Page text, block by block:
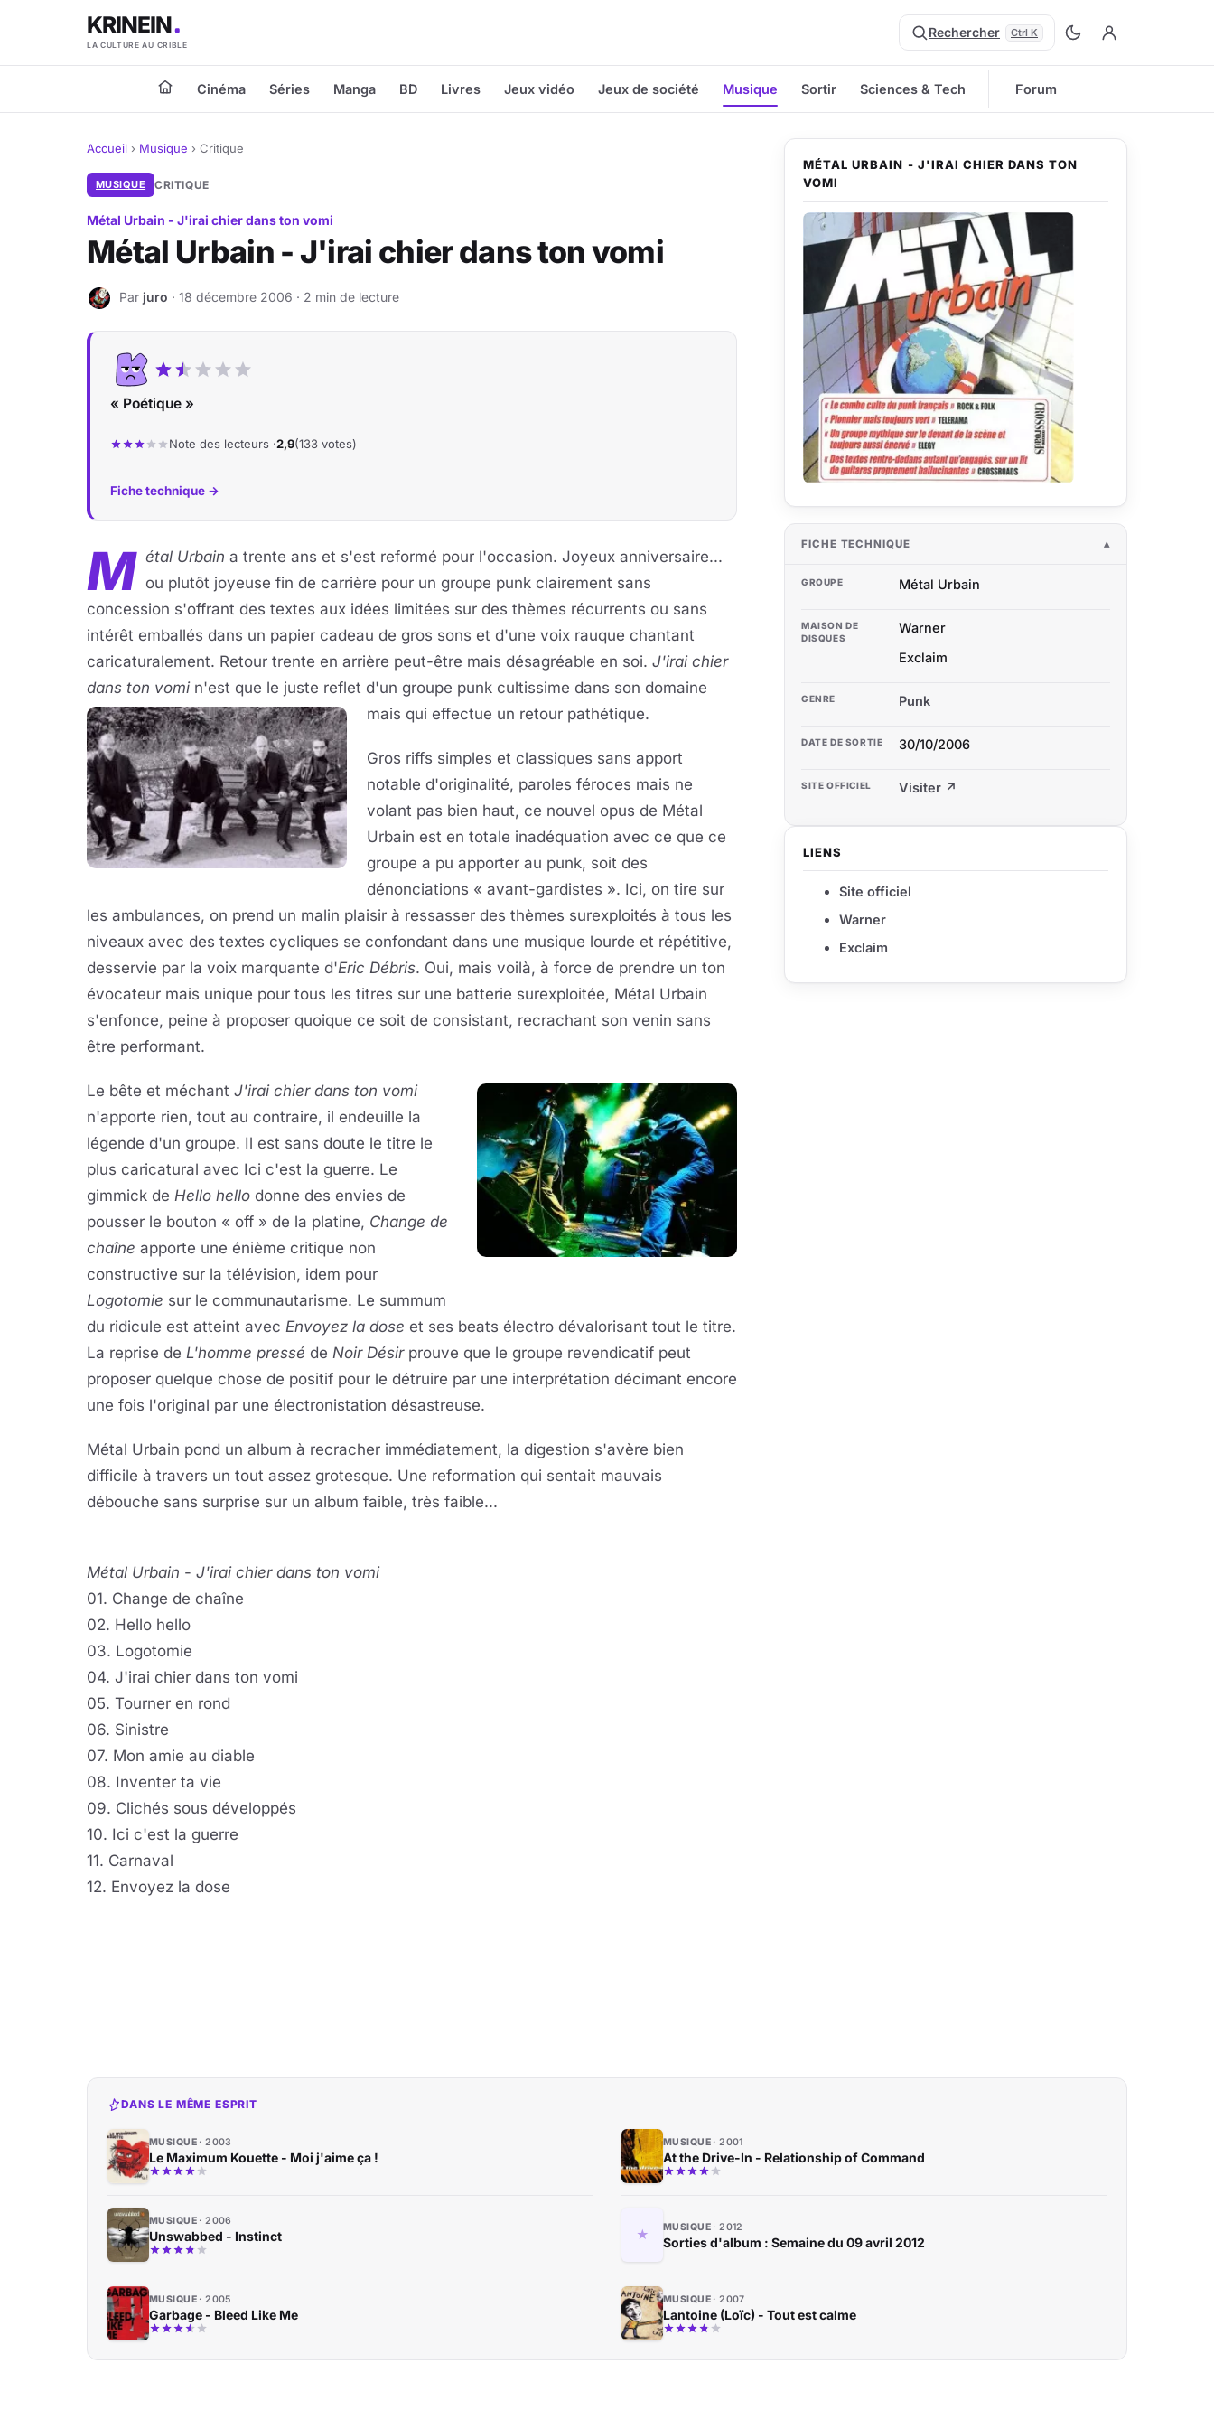
KRINEIN
LA CULTURE AU CRIBLE
Rechercher Ctrl K
Cinéma Séries Manga BD Livres Jeux vidéo Jeux de société Musique Sortir Sciences & Tech Forum
Accueil › Musique › Critique
MUSIQUE CRITIQUE
Métal Urbain - J'irai chier dans ton vomi
Métal Urbain - J'irai chier dans ton vomi
J Par juro · 18 décembre 2006 · 2 min de lecture
« Poétique »
Note des lecteurs ·2,9(133 votes)
Fiche technique →
M étal Urbain a trente ans et s'est reformé pour l'occasion. Joyeux anniversaire...
ou plutôt joyeuse fin de carrière pour un groupe punk clairement sans
concession s'offrant des textes aux idées limitées sur des thèmes récurrents ou sans
intérêt emballés dans un papier cadeau de gros sons et d'une voix rauque chantant
caricaturalement. Retour trente en arrière peut-être mais désagréable en soi. J'irai chier
dans ton vomin'est que le juste reflet d'un groupe punk cultissime dans son domaine
mais qui effectue un retour pathétique.
Gros riffs simples et classiques sans apport
notable d'originalité, paroles féroces mais ne
volant pas bien haut, ce nouvel opus de Métal
Urbain est en totale inadéquation avec ce que ce
groupe a pu apporter au punk, soit des
dénonciations « avant-gardistes ». Ici, on tire sur
les ambulances, on prend un malin plaisir à ressasser des thèmes surexploités à tous les
niveaux avec des textes cycliques se confondant dans une musique lourde et répétitive,
desservie par la voix marquante d'Eric Débris. Oui, mais voilà, à force de prendre un ton
évocateur mais unique pour tous les titres sur une batterie surexploitée, Métal Urbain
s'enfonce, peine à proposer quoique ce soit de consistant, recrachant son venin sans
être performant.
Le bête et méchant J'irai chier dans ton vomi
n'apporte rien, tout au contraire, il endeuille la
légende d'un groupe. Il est sans doute le titre le
plus caricatural avec Ici c'est la guerre. Le
gimmick de Hello hello donne des envies de
pousser le bouton « off » de la platine, Change de
chaîne apporte une énième critique non
constructive sur la télévision, idem pour
Logotomie sur le communautarisme. Le summum
du ridicule est atteint avec Envoyez la dose et ses beats électro dévalorisant tout le titre.
La reprise de L'homme pressé de Noir Désirprouve que le groupe revendicatif peut
proposer quelque chose de positif pour le détruire par une interprétation décimant encore
une fois l'original par une électronistation désastreuse.
Métal Urbain pond un album à recracher immédiatement, la digestion s'avère bien
difficile à travers un tout assez grotesque. Une reformation qui sentait mauvais
débouche sans surprise sur un album faible, très faible...
Métal Urbain - J'irai chier dans ton vomi
01. Change de chaîne
02. Hello hello
03. Logotomie
04. J'irai chier dans ton vomi
05. Tourner en rond
06. Sinistre
07. Mon amie au diable
08. Inventer ta vie
09. Clichés sous développés
10. Ici c'est la guerre
11. Carnaval
12. Envoyez la dose
MÉTAL URBAIN - J'IRAI CHIER DANS TON
VOMI
FICHE TECHNIQUE
GROUPE Métal Urbain
MAISON DE
DISQUES
Warner
Exclaim
GENRE Punk
DATE DE SORTIE 30/10/2006
SITE OFFICIEL Visiter ↗
LIENS
Site officiel
Warner
Exclaim
DANS LE MÊME ESPRIT
MUSIQUE 2003
Le Maximum Kouette - Moi j'aime ça !
MUSIQUE 2001
At the Drive-In - Relationship of Command
MUSIQUE 2006
Unswabbed - Instinct
MUSIQUE 2012
Sorties d'album : Semaine du 09 avril 2012
MUSIQUE 2005
Garbage - Bleed Like Me
MUSIQUE 2007
Lantoine (Loïc) - Tout est calme